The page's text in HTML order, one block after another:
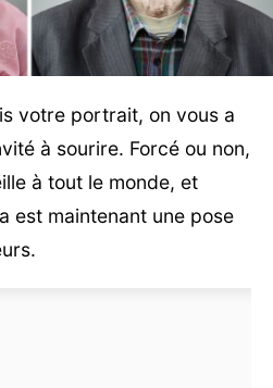
votre portrait, on vous a
à sourire. Forcé ou non,
à tout le monde, et
est maintenant une pose